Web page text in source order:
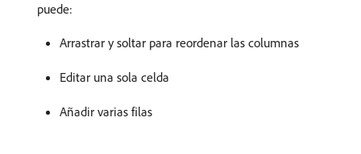
puede:
Arrastrar y soltar para reordenar las columnas
Editar una sola celda
Añadir varias filas